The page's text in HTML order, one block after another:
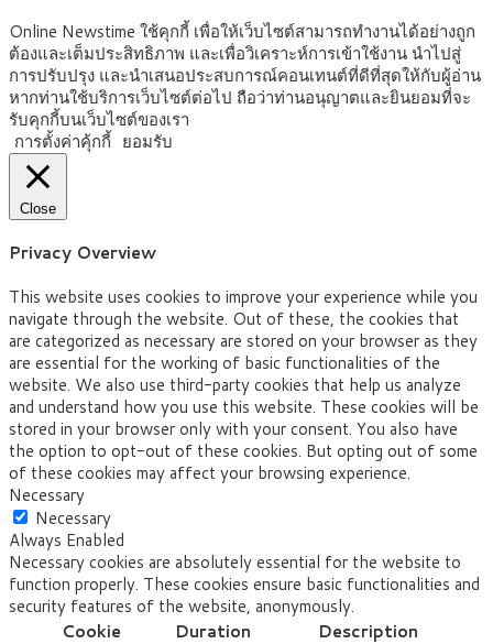
Online Newstime ใช้คุกกี้ เพื่อให้เว็บไซต์สามารถทำงานได้อย่างถูก
ต้องและเต็มประสิทธิภาพ และเพื่อวิเคราะห์การเข้าใช้งาน นำไปสู่
การปรับปรุง และนำเสนอประสบการณ์คอนเทนต์ที่ดีที่สุดให้กับผู้อ่าน
หากท่านใช้บริการเว็บไซต์ต่อไป ถือว่าท่านอนุญาตและยินยอมที่จะ
รับคุกกี้บนเว็บไซต์ของเรา
การตั้งค่าคุ้กกี้ ยอมรับ
Close
Privacy Overview
This website uses cookies to improve your experience while you
navigate through the website. Out of these, the cookies that
are categorized as necessary are stored on your browser as they
are essential for the working of basic functionalities of the
website. We also use third-party cookies that help us analyze
and understand how you use this website. These cookies will be
stored in your browser only with your consent. You also have
the option to opt-out of these cookies. But opting out of some
of these cookies may affect your browsing experience.
Necessary
Necessary
Always Enabled
Necessary cookies are absolutely essential for the website to
function properly. These cookies ensure basic functionalities and
security features of the website, anonymously.
Cookie
Duration Description